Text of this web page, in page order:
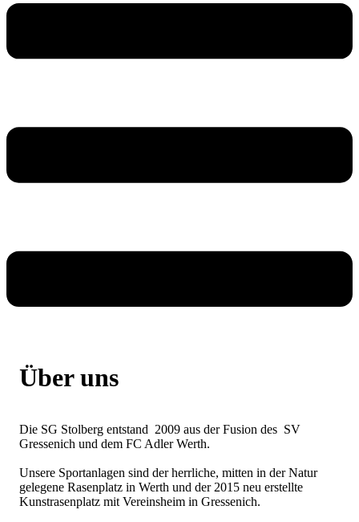
Über uns
Die SG Stolberg entstand 2009 aus der Fusion des SV
Gressenich und dem FC Adler Werth.
Unsere Sportanlagen sind der herrliche, mitten in der Natur
gelegene Rasenplatz in Werth und der 2015 neu erstellte
Kunstrasenplatz mit Vereinsheim in Gressenich.